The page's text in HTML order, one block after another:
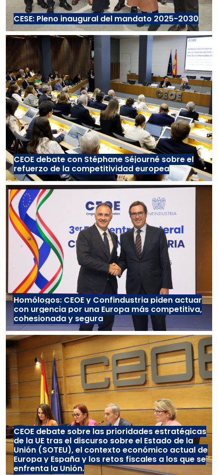
CESE: Pleno inaugural del mandato 2025-2030
CEOE debate con Stéphane Séjourné sobre el
refuerzo de la competitividad europea
Homólogos: CEOE y Confindustria piden actuar
con urgencia por una Europa más competitiva,
cohesionada y segura
CEOE debate sobre las prioridades estratégicas
de la UE tras el discurso sobre el Estado de la
Unión (SOTEU), el contexto económico actual de
Europa y España y los retos fiscales a los que se
enfrenta la Unión.